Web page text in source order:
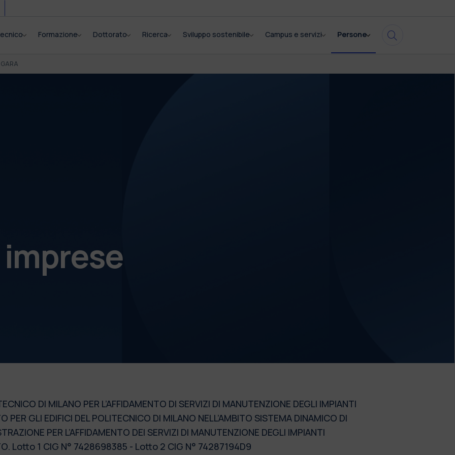
Formazione Dottorato Ricerca Sviluppo sostenibile Campus e servizi Persone
DI MILANO PER L’AFFIDAMENTO DI SERVIZI DI MANUTENZIONE DEGLI IMPIANTI
PER GLI EDIFICI DEL POLITECNICO DI MILANO NELL’AMBITO SISTEMA DINAMICO DI
PER L’AFFIDAMENTO DEI SERVIZI DI MANUTENZIONE DEGLI IMPIANTI
Lotto 1 CIG N° 7428698385 - Lotto 2 CIG N° 74287194D9